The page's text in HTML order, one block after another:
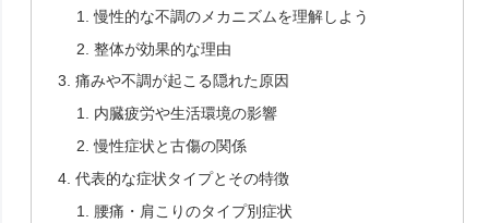
慢性的な不調のメカニズムを理解しよう
整体が効果的な理由
痛みや不調が起こる隠れた原因
内臓疲労や生活環境の影響
慢性症状と古傷の関係
代表的な症状タイプとその特徴
腰痛・肩こりのタイプ別症状